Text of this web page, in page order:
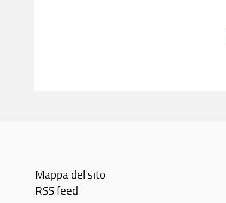
Mappa del sito
RSS feed